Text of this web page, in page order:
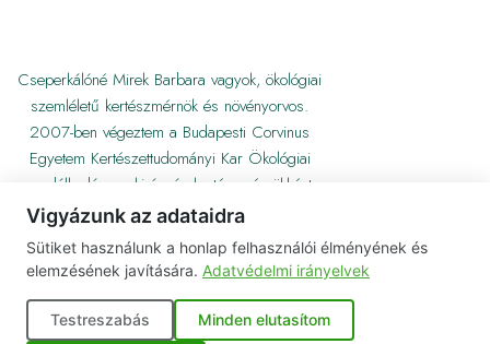
Cseperkálóné Mirek Barbara vagyok, ökológiai
szemléletű kertészmérnök és növényorvos.
2007-ben végeztem a Budapesti Corvinus
Egyetem Kertészettudományi Kar Ökológiai
gazdálkodás szakirányán kertészmérnökként,
majd 2012-ben Gödöllőn növényorvosként.
© Barbikert. Minden jog fenntartva.
Vigyázunk az adataidra
Sütiket használunk a honlap felhasználói élményének és
elemzésének javítására. Adatvédelmi irányelvek
Testreszabás Minden elutasítom